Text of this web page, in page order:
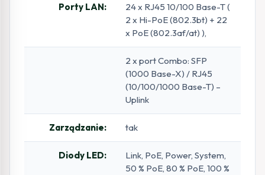
Porty LAN:
24 x RJ45 10/100 Base-T (
2 x Hi-PoE (802.3bt) + 22
x PoE (802.3af/at) ),
2 x port Combo: SFP
(1000 Base-X) / RJ45
(10/100/1000 Base-T) –
Uplink
Zarządzanie: tak
Diody LED:
Link, PoE, Power, System,
50 % PoE, 80 % PoE, 100 %